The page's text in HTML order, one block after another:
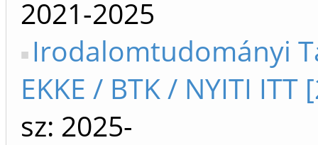
2021-2025
Irodalomtudományi
EKKE / BTK / NYITI ITT
sz: 2025-